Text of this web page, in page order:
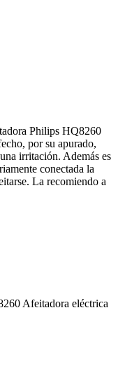
Philips HQ8260
por su apurado,
irritación. Además es
conectada la
La recomiendo a
Afeitadora eléctrica